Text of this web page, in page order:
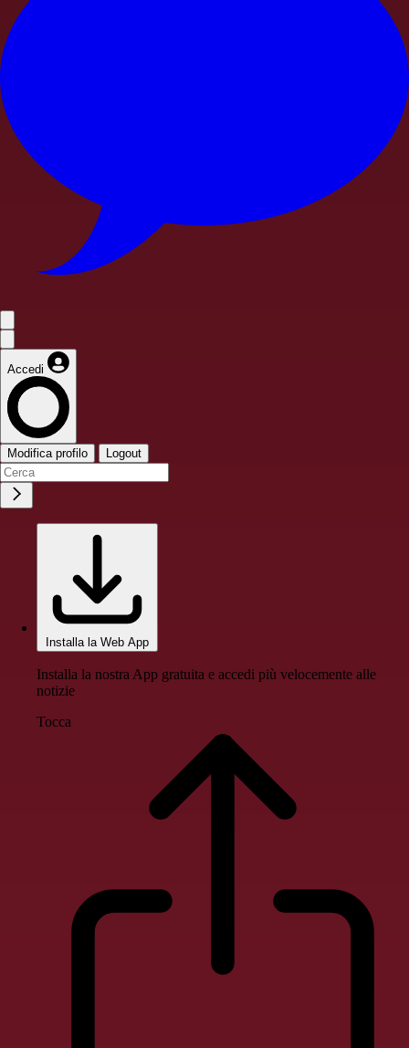
Accedi
Modifica profilo Logout
Installa la Web App
Installa la nostra App gratuita e accedi più velocemente alle
notizie
Tocca